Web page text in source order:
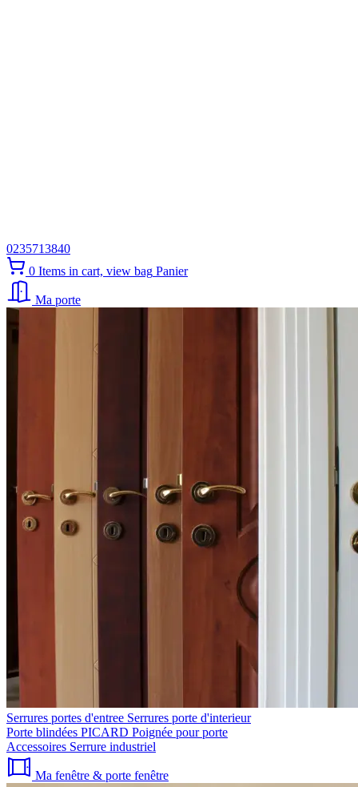
0235713840
0 Items in cart, view bag Panier
Ma porte
Serrures portes d'entree Serrures porte d'interieur
Porte blindées PICARD Poignée pour porte
Accessoires Serrure industriel
Ma fenêtre & porte fenêtre